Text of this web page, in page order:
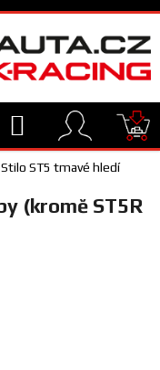
Hledat
Stilo ST5 tmavé hledí
(kromě ST5R